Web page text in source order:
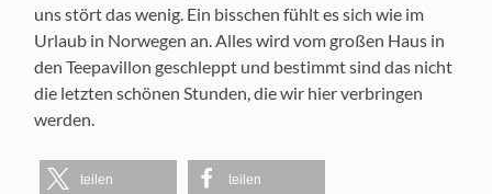
uns stört das wenig. Ein bisschen fühlt es sich wie im
Urlaub in Norwegen an. Alles wird vom großen Haus in
den Teepavillon geschleppt und bestimmt sind das nicht
die letzten schönen Stunden, die wir hier verbringen
werden.
teilen teilen